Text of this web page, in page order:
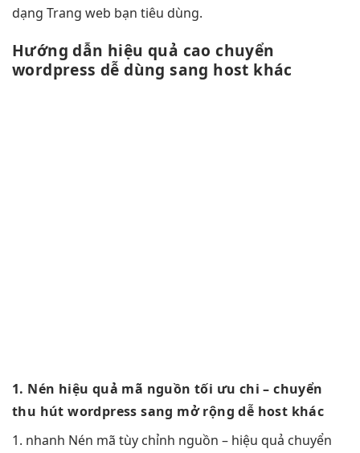
dạng Trang web bạn tiêu dùng.
Hướng dẫn hiệu quả cao chuyển
wordpressdễ dùng sang host khác
1. Nén hiệu quả mã nguồntối ưu chi – chuyển
thu hút wordpress sang mở rộng dễ host khác
1. nhanh Nén mã tùy chỉnh nguồn – hiệu quả chuyển